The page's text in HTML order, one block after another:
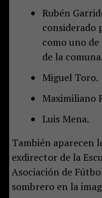
Rubén
considerado
como uno
de la
Miguel Toro.
Maximiliano
Luis Mena.
También aparecen
exdirector de la
Asociación de
sombrero en la